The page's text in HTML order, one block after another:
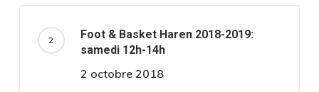
Foot & Basket Haren 2018-2019:
samedi 12h-14h
2 octobre 2018